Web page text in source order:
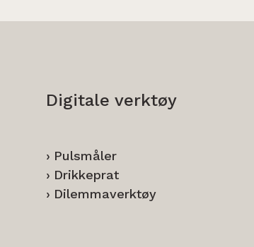
Digitale verktøy
Pulsmåler
Drikkeprat
Dilemmaverktøy